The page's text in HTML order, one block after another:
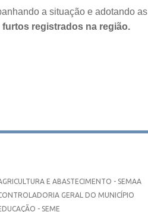
a situação e adotando as
registrados na região.
E ABASTECIMENTO - SEMAA
GERAL DO MUNICÍPIO
- SEME